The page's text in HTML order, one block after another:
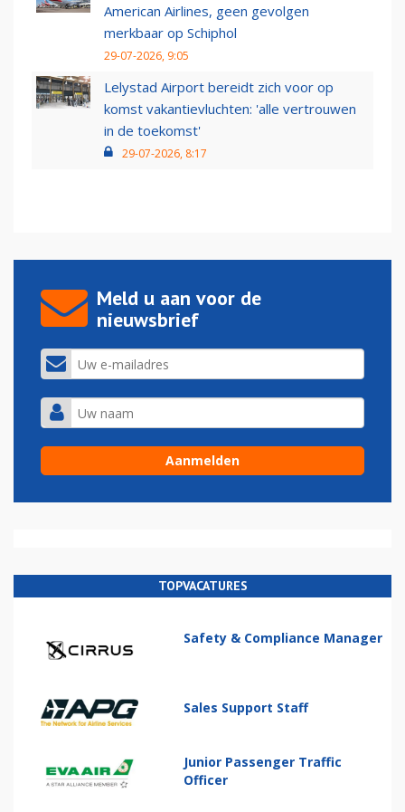
American Airlines, geen gevolgen
merkbaar op Schiphol
29-07-2026, 9:05
Lelystad Airport bereidt zich voor op
komst vakantievluchten: 'alle vertrouwen
in de toekomst'
29-07-2026, 8:17
Meld u aan voor de
nieuwsbrief
TOPVACATURES
Safety & Compliance Manager
Sales Support Staff
Junior Passenger Traffic
Officer